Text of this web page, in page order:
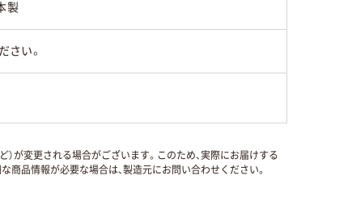
製
さい。
）が変更される場合がございます。このため、実際にお届けする
品情報が必要な場合は、製造元にお問い合わせください。